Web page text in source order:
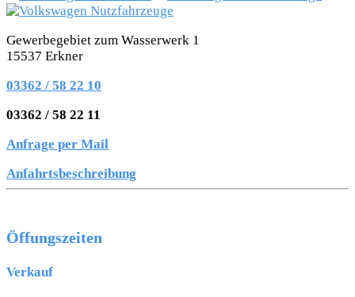
Gewerbegebiet zum Wasserwerk 1
15537 Erkner
03362 / 58 22 10
03362 / 58 22 11
Anfrage per Mail
Anfahrtsbeschreibung
Öffungszeiten
Verkauf